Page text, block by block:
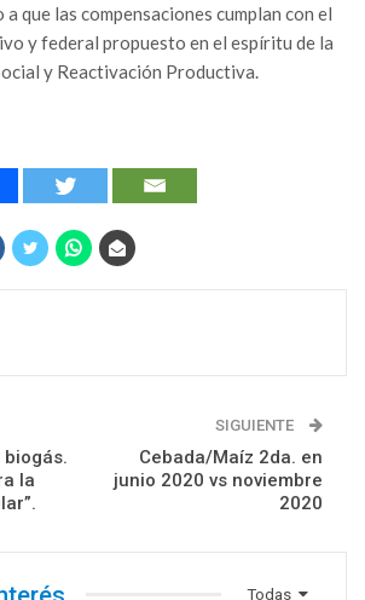
que las compensaciones cumplan con el
y federal propuesto en el espíritu de la
y Reactivación Productiva.
biogás.
la
SIGUIENTE
Cebada/Maíz 2da. en
junio 2020 vs noviembre
2020
Todas